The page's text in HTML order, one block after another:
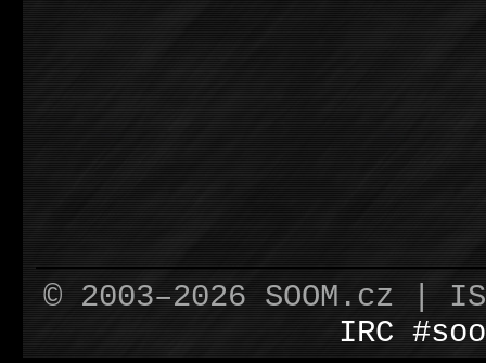
© 2003–2026 SOOM.cz |
IRC